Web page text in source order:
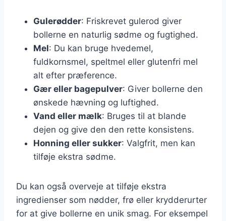
Gulerødder: Friskrevet gulerod giver
bollerne en naturlig sødme og fugtighed.
Mel: Du kan bruge hvedemel,
fuldkornsmel, speltmel eller glutenfri mel
alt efter præference.
Gær eller bagepulver: Giver bollerne den
ønskede hævning og luftighed.
Vand eller mælk: Bruges til at blande
dejen og give den den rette konsistens.
Honning eller sukker: Valgfrit, men kan
tilføje ekstra sødme.
Du kan også overveje at tilføje ekstra
ingredienser som nødder, frø eller krydderurter
for at give bollerne en unik smag. For eksempel